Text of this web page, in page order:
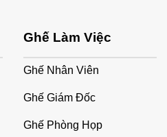
Ghế Làm Việc
Ghế Nhân Viên
Ghế Giám Đốc
Ghế Phòng Họp